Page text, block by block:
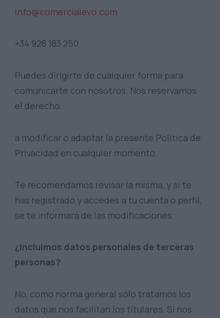
info@comercialevo.com
+34 928 183 250
Puedes dirigirte de cualquier forma para
comunicarte con nosotros. Nos reservamos
el derecho
a modificar o adaptar la presente Política de
Privacidad en cualquier momento.
Te recomendamos revisar la misma, y si te
has registrado y accedes a tu cuenta o perfil,
se te informará de las modificaciones.
¿Incluimos datos personales de terceras
personas?
No, como norma general sólo tratamos los
datos que nos facilitan los titulares. Si nos